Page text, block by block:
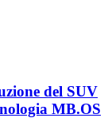
del SUV
MB.OS